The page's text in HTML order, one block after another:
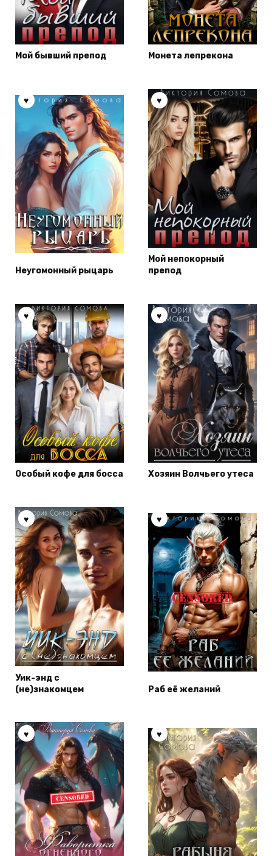
Мой бывший препод Монета лепрекона
Неугомонный рыцарь
Мой непокорный
препод
Особый кофе для босса Хозяин Волчьего утеса
Уик-энд с
(не)знакомцем
Раб её желаний